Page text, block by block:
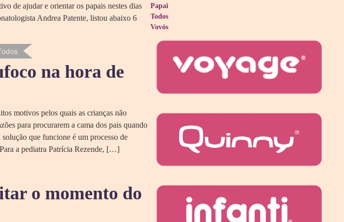
Papai
Todos
Vovós
de ajudar e orientar os papais nestes dias
Andrea Patente, listou abaixo 6
na hora de
motivos pelos quais as crianças não
para procurarem a cama dos pais quando
que funcione é um processo de
a pediatra Patrícia Rezende, […]
o momento do